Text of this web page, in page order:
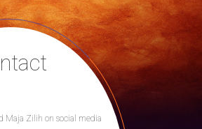
Maja Zilih on social media